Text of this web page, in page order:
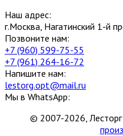
Наш адрес:
г.Москва, Нагатинский 1-й
Позвоните нам:
+7 (960) 599-75-55
+7 (961) 264-16-72
Напишите нам:
lestorg.opt@mail.ru
Мы в WhatsApp:
© 2007-2026, Лесторг